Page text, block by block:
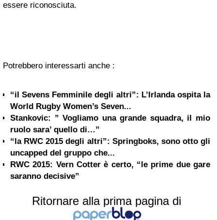
essere riconosciuta.
Potrebbero interessarti anche :
“il Sevens Femminile degli altri”: L’Irlanda ospita la
World Rugby Women’s Seven...
Stankovic: ” Vogliamo una grande squadra, il mio
ruolo sara’ quello di…”
“la RWC 2015 degli altri”: Springboks, sono otto gli
uncapped del gruppo che...
RWC 2015: Vern Cotter è certo, “le prime due gare
saranno decisive”
Ritornare alla prima pagina di